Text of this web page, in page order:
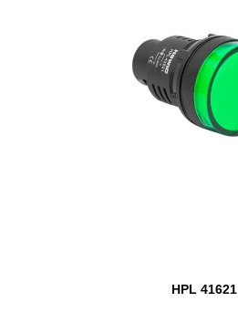
HPL 41621